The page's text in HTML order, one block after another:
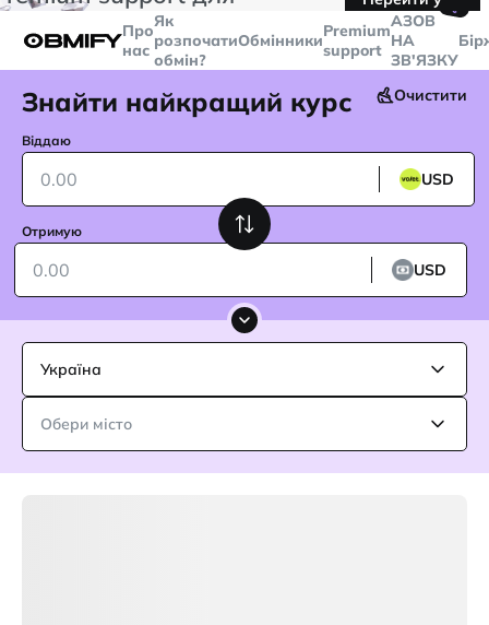
більше
Telegram
Про
нас
Як
розпочати
обмін?
ОбмінникиPremium
support
🤙
AЗОВ
НА
ЗВ'ЯЗКУ
Знайти найкращий курс Очистити
Віддаю
USD
Отримую
USD
Україна
Обери місто